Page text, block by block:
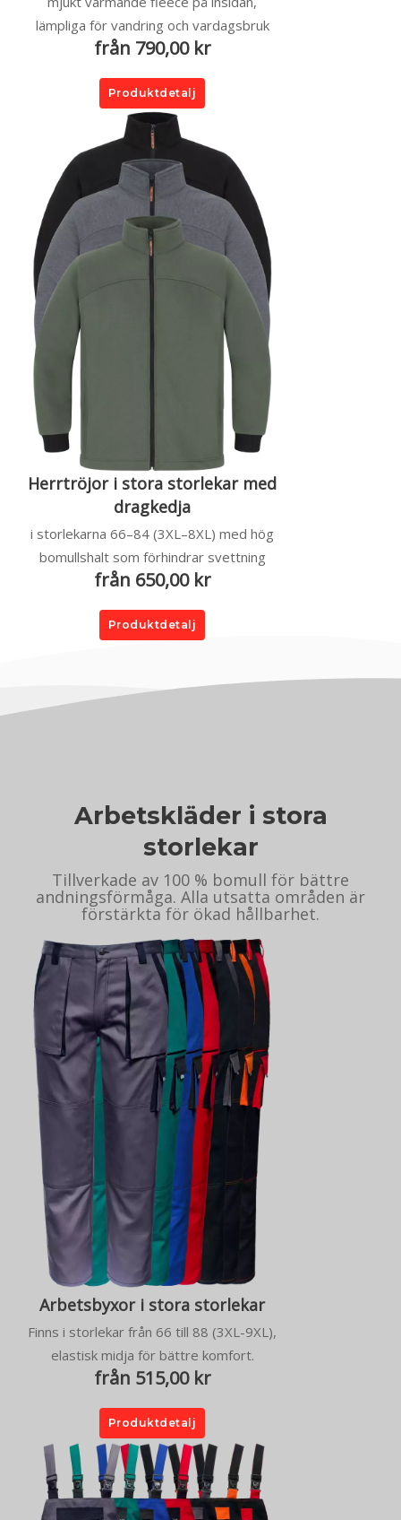
lämpliga för vandring och vardagsbruk
från 790,00 kr
Produktdetalj
Herrtröjor i stora storlekar med
dragkedja
i storlekarna 66–84 (3XL–8XL) med hög
bomullshalt som förhindrar svettning
från 650,00 kr
Produktdetalj
Arbetskläder i stora
storlekar
Tillverkade av 100 % bomull för bättre
andningsförmåga. Alla utsatta områden är
förstärkta för ökad hållbarhet.
Arbetsbyxor i stora storlekar
Finns i storlekar från 66 till 88 (3XL-9XL),
elastisk midja för bättre komfort.
från 515,00 kr
Produktdetalj